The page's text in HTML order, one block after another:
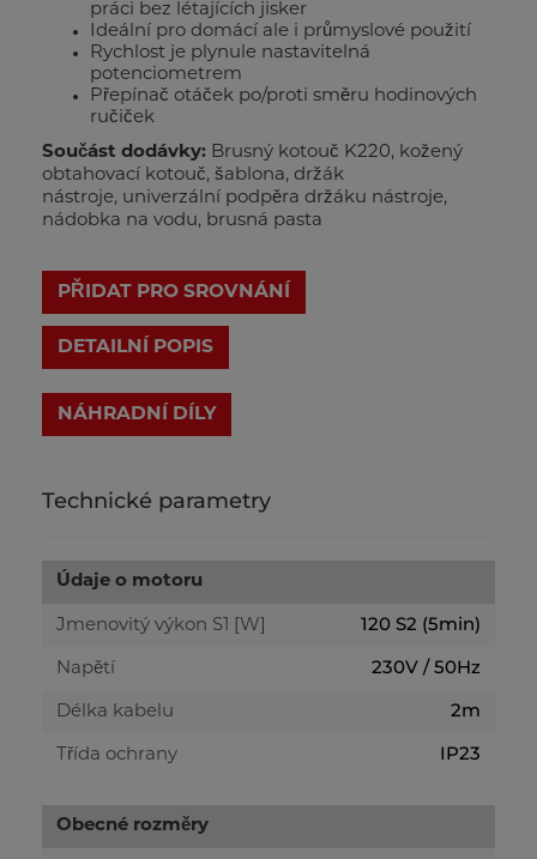
práci bez létajících jisker
Ideální pro domácí ale i průmyslové použití
Rychlost je plynule nastavitelná
potenciometrem
Přepínač otáček po/proti směru hodinových
ručiček
Součást dodávky: Brusný kotouč K220, kožený
obtahovací kotouč, šablona, držák
nástroje, univerzální podpěra držáku nástroje,
nádobka na vodu, brusná pasta
PŘIDAT PRO SROVNÁNÍ
DETAILNÍ POPIS
Technické parametry
Údaje o motoru
Jmenovitý výkon S1 [W] 120 S2 (5min)
Napětí 230V / 50Hz
Délka kabelu 2m
Třída ochrany IP23
Obecné rozměry